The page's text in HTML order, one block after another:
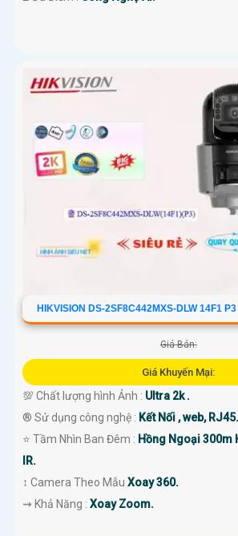
HIKVISION DS-2SF8C442MXS-DLW 14F1
Giá Bán:
Giá Khuyến Mại:
💯 Chất lượng hình Ảnh : Ultra 2k .
®️ Sử dụng công nghệ : Kết Nối , web, RJ45.
⭐ Tầm Nhìn Ban Đêm : Hồng Ngoại 300m
IR.
↕️ Camera Theo Mẫu Xoay 360.
️⇝ Khả Năng : Xoay Zoom.